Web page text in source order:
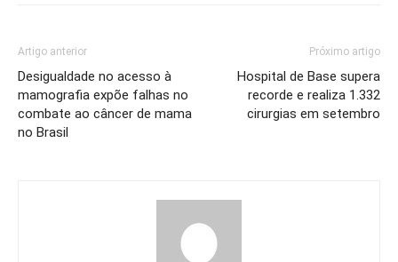
Artigo anterior
Desigualdade no acesso à
mamografia expõe falhas no
combate ao câncer de mama
no Brasil
Próximo artigo
Hospital de Base supera
recorde e realiza 1.332
cirurgias em setembro